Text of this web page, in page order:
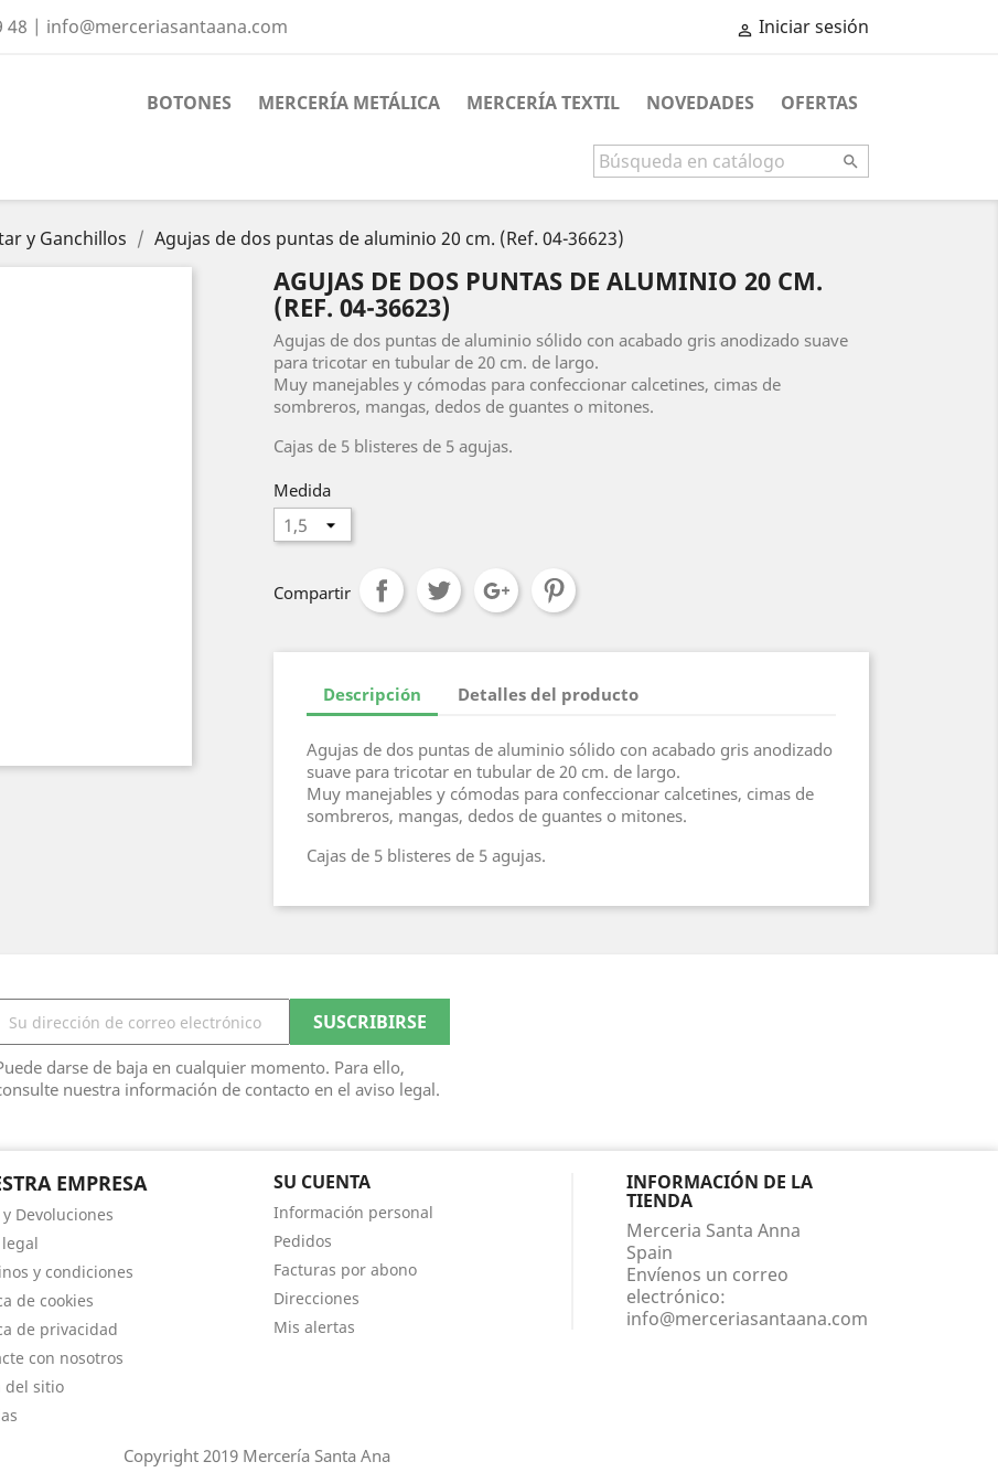
48 | info@merceriasantaana.com  Iniciar sesión
BOTONES MERCERÍA METÁLICA MERCERÍA TEXTIL NOVEDADES OFERTAS

y Ganchillos Agujas de dos puntas de aluminio 20 cm. (Ref. 04-36623)
AGUJAS DE DOS PUNTAS DE ALUMINIO 20 CM.
(REF. 04-36623)
Agujas de dos puntas de aluminio sólido con acabado gris anodizado suave
para tricotar en tubular de 20 cm. de largo.
Muy manejables y cómodas para confeccionar calcetines, cimas de
sombreros, mangas, dedos de guantes o mitones.
Cajas de 5 blisteres de 5 agujas.
Medida
Compartir
Descripción Detalles del producto
Agujas de dos puntas de aluminio sólido con acabado gris anodizado
suave para tricotar en tubular de 20 cm. de largo.
Muy manejables y cómodas para confeccionar calcetines, cimas de
sombreros, mangas, dedos de guantes o mitones.
Cajas de 5 blisteres de 5 agujas.
darse de baja en cualquier momento. Para ello,
nuestra información de contacto en el aviso legal.
EMPRESA
y Devoluciones
y condiciones
de cookies
de privacidad
con nosotros
del sitio
SU CUENTA
Información personal
Pedidos
Facturas por abono
Direcciones
Mis alertas
INFORMACIÓN DE LA
TIENDA
Merceria Santa Anna
Spain
Envíenos un correo
electrónico:
info@merceriasantaana.com
Copyright 2019 Mercería Santa Ana